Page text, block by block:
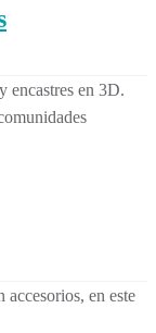
encastres en 3D.
accesorios, en este